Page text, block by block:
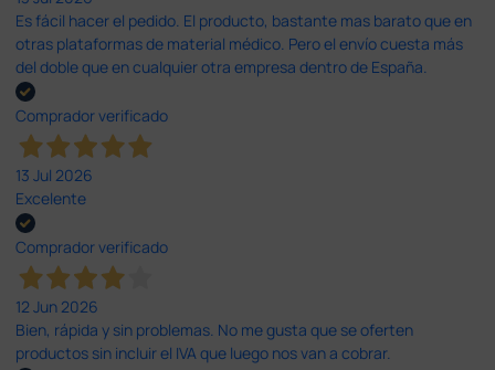
Es fácil hacer el pedido. El producto, bastante mas barato que en
otras plataformas de material médico. Pero el envío cuesta más
del doble que en cualquier otra empresa dentro de España.
Comprador verificado
13 Jul 2026
Excelente
Comprador verificado
12 Jun 2026
Bien, rápida y sin problemas. No me gusta que se oferten
productos sin incluir el IVA que luego nos van a cobrar.